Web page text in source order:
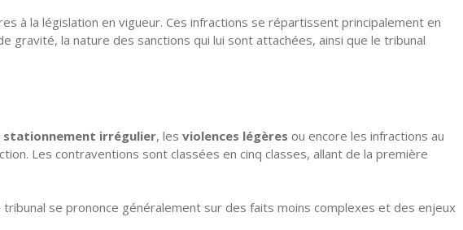
à la législation en vigueur. Ces infractions se répartissent principalement en
gravité, la nature des sanctions qui lui sont attachées, ainsi que le tribunal
stationnement irrégulier, les violences légères ou encore les infractions au
Les contraventions sont classées en cinq classes, allant de la première
se prononce généralement sur des faits moins complexes et des enjeux